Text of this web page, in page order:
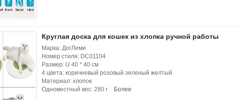
Круглая доска для кошек из хлопка ручной работы
Марка: ДогЛеми
Номер стиля: DC01104
Размер: U 40 * 40 см
4 цвета: коричневый розовый зеленый желтый
Материал: хлопок
Одноместный вес: 280 г
Более